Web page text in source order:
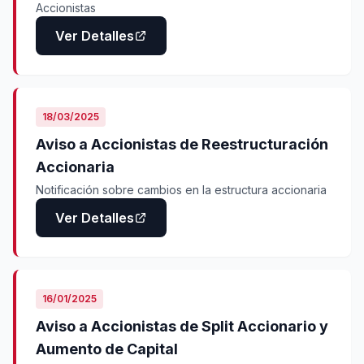
Accionistas
Ver Detalles
18/03/2025
Aviso a Accionistas de Reestructuración
Accionaria
Notificación sobre cambios en la estructura accionaria
Ver Detalles
16/01/2025
Aviso a Accionistas de Split Accionario y
Aumento de Capital